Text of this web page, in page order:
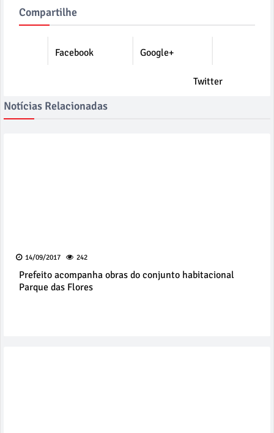
Compartilhe
Facebook Google+
Twitter
Notícias Relacionadas
14/09/2017 242
Prefeito acompanha obras do conjunto habitacional
Parque das Flores